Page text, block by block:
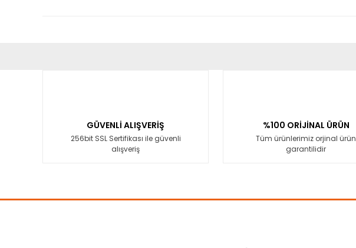
Ürün bilgilerinde hatalar bulunuyor.
Ürün fiyatı diğer sitelerden daha pahalı.
GÜVENLİ ALIŞVERİŞ
256bit SSL Sertifikası ile güvenli
alışveriş
%100 ORİJİNAL ÜRÜN
Tüm ürünlerimiz orjinal ürün
garantilidir